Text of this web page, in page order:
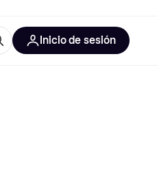
Inicio de sesión